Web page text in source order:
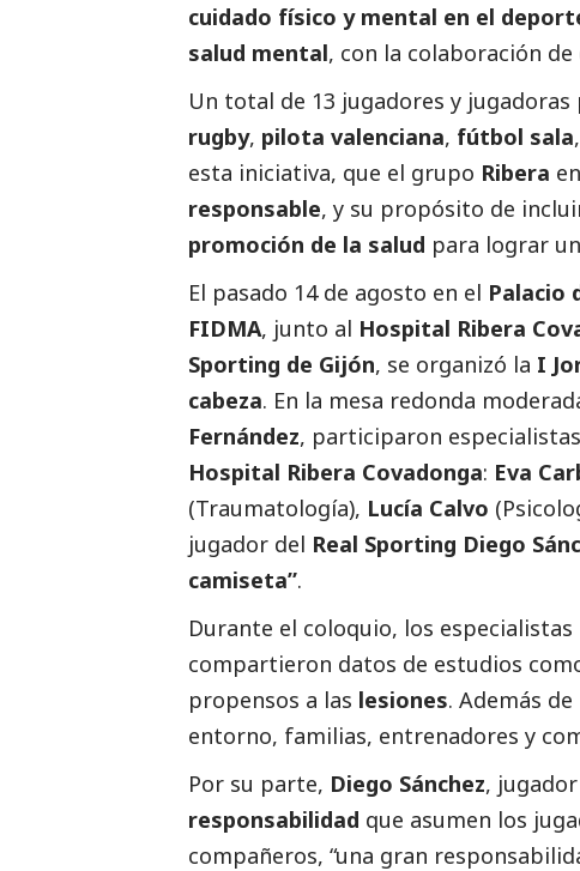
cuidado físico y mental en el
salud mental, con la colaboración de
Un total de 13 jugadores y
rugby, pilota valenciana, fútbol sala,
esta iniciativa, que el grupo Ribera
responsable, y su propósito de
promoción de la salud para lograr
El pasado 14 de agosto en el Palacio
FIDMA, junto al Hospital Ribera
Sporting de Gijón, se organizó la I
cabeza. En la mesa redonda
Fernández, participaron
Hospital Ribera Covadonga: Eva
(Traumatología), Lucía Calvo
jugador del Real Sporting Diego
camiseta”.
Durante el coloquio, los
compartieron datos de estudios
propensos a las lesiones. Además
entorno, familias, entrenadores y
Por su parte, Diego Sánchez,
responsabilidad que asumen los
compañeros, “una gran